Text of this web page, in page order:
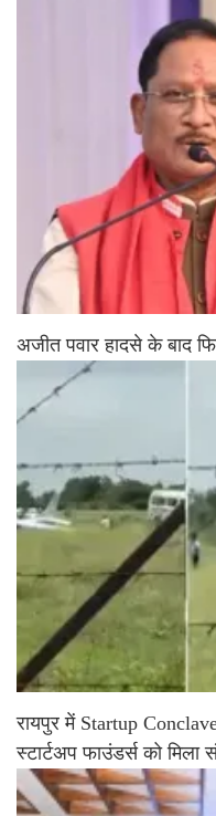
अजीत पवार हादसे के बाद
रायपुर में Startup
स्टार्टअप फाउंडर्स को मिला